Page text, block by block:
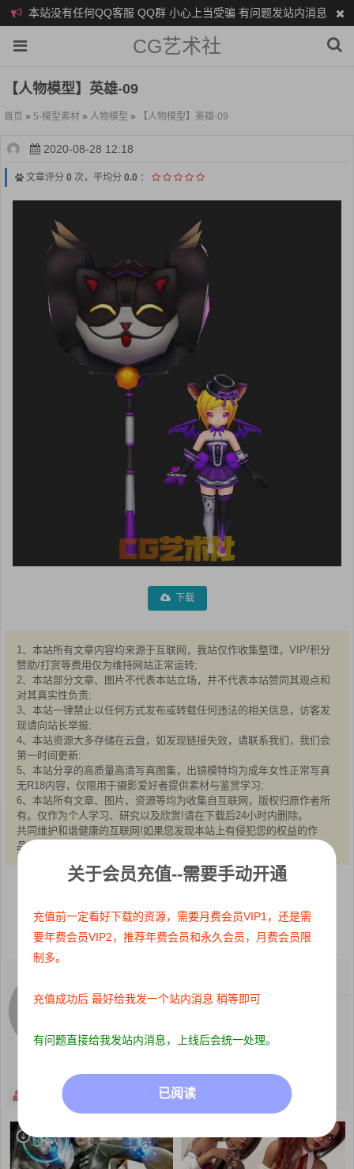
本站没有任何QQ客服 QQ群 小心上当受骗 有问题发站内消息
CG艺术社
【人物模型】英雄-09
首页 » 5-模型素材 » 人物模型 » 【人物模型】英雄-09
2020-08-28 12:18
文章评分 0 次，平均分 0.0 ：
下载
1、本站所有文章内容均来源于互联网，我站仅作收集整理，VIP/积分
赞助/打赏等费用仅为维持网站正常运转;
2、本站部分文章、图片不代表本站立场，并不代表本站赞同其观点和
对其真实性负责;
3、本站一律禁止以任何方式发布或转载任何违法的相关信息，访客发
现请向站长举报;
4、本站资源大多存储在云盘，如发现链接失效，请联系我们，我们会
第一时间更新:
5、本站分享的高质量高清写真图集，出镜模特均为成年女性正常写真
无R18内容，仅限用于摄影爱好者提供素材与鉴赏学习;
6、本站所有文章、图片、资源等均为收集自互联网，版权归原作者所
有。仅作为个人学习、研究以及欣赏!请在下载后24小时内删除。
共同维护和谐健康的互联网!如果您发现本站上有侵犯您的权益的作
品，请与我们取得联系，我们会及时删除或者修改。
关于会员充值--需要手动开通
充值前一定看好下载的资源，需要月费会员VIP1，还是需
要年费会员VIP2，推荐年费会员和永久会员，月费会员限
制多。
充值成功后 最好给我发一个站内消息 稍等即可
有问题直接给我发站内消息，上线后会统一处理。
已阅读